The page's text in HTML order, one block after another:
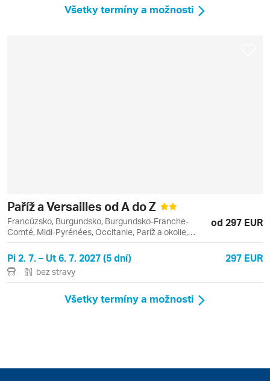
Všetky termíny a možnosti
Paříž a Versailles od A do Z
Francúzsko, Burgundsko, Burgundsko-Franche-
Comté, Midi-Pyrénées, Occitanie, Paríž a okolie,
Cluny, Louvre, Paríž, Toulouse, Versailles
od 297 EUR
Pi 2. 7. – Ut 6. 7. 2027 (5 dní) 297 EUR
bez stravy
Všetky termíny a možnosti